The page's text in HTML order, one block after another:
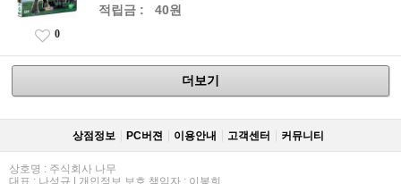
적립금 : 40원
0
더보기
상점정보 PC버젼 이용안내 고객센터 커뮤니티
상호명 : 주식회사 나무
대표 : 나성규 | 개인정보 보호 책임자 : 이봉희